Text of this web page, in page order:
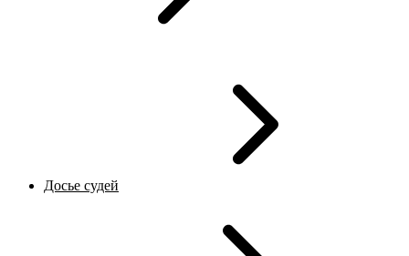
Досье судей